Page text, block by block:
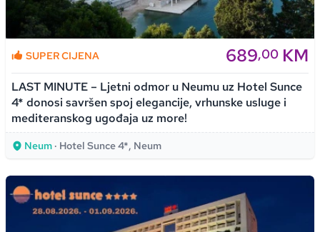
SUPER CIJENA 689,00 KM
LAST MINUTE – Ljetni odmor u Neumu uz Hotel Sunce
4* donosi savršen spoj elegancije, vrhunske usluge i
mediteranskog ugođaja uz more!
Neum · Hotel Sunce 4*, Neum